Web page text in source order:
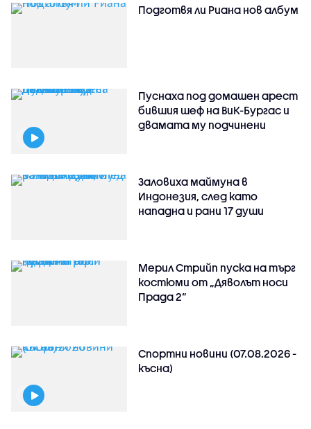
Подготвя ли Риана нов албум
Пуснаха под домашен арест
бившия шеф на ВиК-Бургас и
двамата му подчинени
Заловиха маймуна в
Индонезия, след като
нападна и рани 17 души
Мерил Стрийп пуска на търг
костюми от „Дяволът носи
Прада 2“
Спортни новини (07.08.2026 -
късна)